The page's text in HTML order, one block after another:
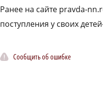
Ранее на сайте pravda-
поступления у своих
Сообщить об ошибке